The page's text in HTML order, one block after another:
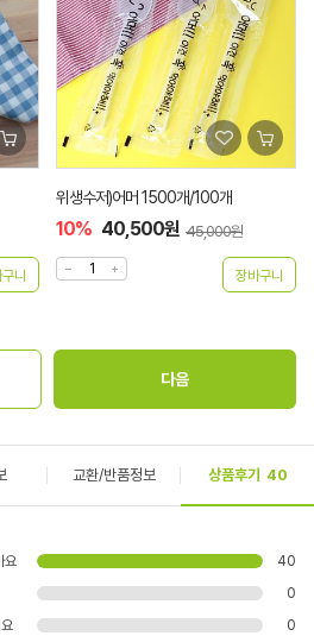
위생수저)어머 1500개/100개
10% 40,500원 45,000원
교환/반품정보 상품후기 40
요
40
0
0